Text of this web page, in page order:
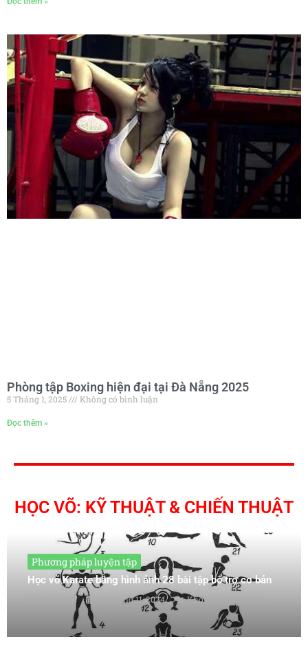
Phòng tập Boxing hiện đại tại Đà Nẵng 2025
5 Tháng 1, 2025 Không có bình luận
Đọc thêm »
HỌC VÕ: KỸ THUẬT & CHIẾN THUẬT
Phương pháp luyện tập
Học võ Karate bằng hình ảnh 28 bài tập bổ trợ cơ bản
masterminh 19 Tháng 11, 2024 Không có bình luận